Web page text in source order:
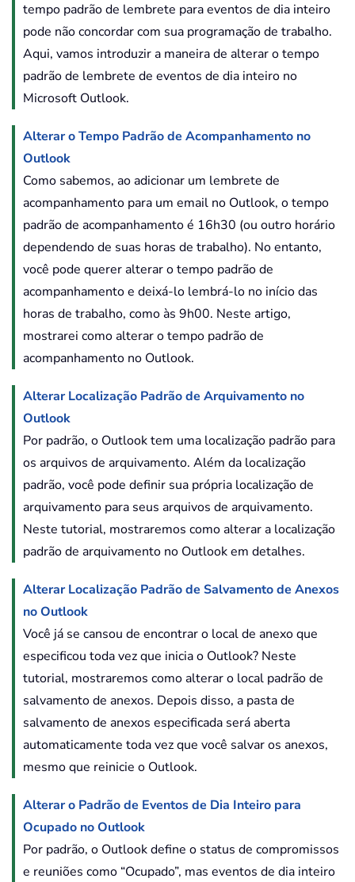
tempo padrão de lembrete para eventos de dia inteiro
pode não concordar com sua programação de trabalho.
Aqui, vamos introduzir a maneira de alterar o tempo
padrão de lembrete de eventos de dia inteiro no
Microsoft Outlook.
Alterar o Tempo Padrão de Acompanhamento no
Outlook
Como sabemos, ao adicionar um lembrete de
acompanhamento para um email no Outlook, o tempo
padrão de acompanhamento é 16h30 (ou outro horário
dependendo de suas horas de trabalho). No entanto,
você pode querer alterar o tempo padrão de
acompanhamento e deixá-lo lembrá-lo no início das
horas de trabalho, como às 9h00. Neste artigo,
mostrarei como alterar o tempo padrão de
acompanhamento no Outlook.
Alterar Localização Padrão de Arquivamento no
Outlook
Por padrão, o Outlook tem uma localização padrão para
os arquivos de arquivamento. Além da localização
padrão, você pode definir sua própria localização de
arquivamento para seus arquivos de arquivamento.
Neste tutorial, mostraremos como alterar a localização
padrão de arquivamento no Outlook em detalhes.
Alterar Localização Padrão de Salvamento de Anexos
no Outlook
Você já se cansou de encontrar o local de anexo que
especificou toda vez que inicia o Outlook? Neste
tutorial, mostraremos como alterar o local padrão de
salvamento de anexos. Depois disso, a pasta de
salvamento de anexos especificada será aberta
automaticamente toda vez que você salvar os anexos,
mesmo que reinicie o Outlook.
Alterar o Padrão de Eventos de Dia Inteiro para
Ocupado no Outlook
Por padrão, o Outlook define o status de compromissos
e reuniões como “Ocupado”, mas eventos de dia inteiro